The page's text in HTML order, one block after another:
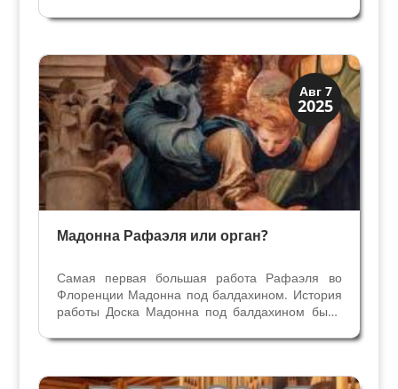
далекое прошлое на самом деле с нами. Без
–...
Авг 7
2025
Искусство
Коллекции знати
Мадонна Рафаэля или орган?
Самая первая большая работа Рафаэля во
Флоренции Мадонна под балдахином. История
работы Доска Мадонна под балдахином была
часовни в церкви Санто Спирито во Флоренции.
часовню, работа...